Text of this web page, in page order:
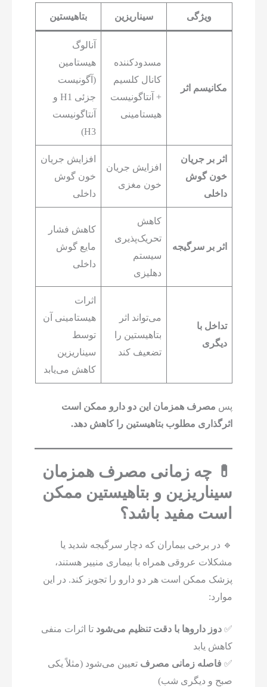
ویژگی سیناریزین بتاهیستین
مکانیسم اثر
مسدودکننده
کانال کلسیم
+ آنتاگونیست
هیستامینی
آنالوگ
هیستامین
(آگونیست
جزئی H1 و
آنتاگونیست
H3)
اثر بر جریان
خون گوش
داخلی
افزایش جریان
خون مغزی
افزایش جریان
خون گوش
داخلی
اثر بر سرگیجه
کاهش
تحریک‌پذیری
سیستم
دهلیزی
کاهش فشار
مایع گوش
داخلی
تداخل با
دیگری
می‌تواند اثر
بتاهیستین را
تضعیف کند
اثرات
هیستامینی آن
توسط
سیناریزین
کاهش می‌یابد
پس مصرف همزمان این دو دارو ممکن است
اثرگذاری مطلوب بتاهیستین را کاهش دهد.
💊 چه زمانی مصرف همزمان
سیناریزین و بتاهیستین ممکن
است مفید باشد؟
🔹 در برخی بیماران که دچار سرگیجه شدید یا
مشکلات عروقی همراه با بیماری منییر هستند،
پزشک ممکن است هر دو دارو را تجویز کند. در این
موارد:
✅دوز داروها با دقت تنظیم می‌شود تا اثرات منفی
کاهش یابد
✅ فاصله زمانی مصرف تعیین می‌شود (مثلاً یکی
صبح و دیگری شب)